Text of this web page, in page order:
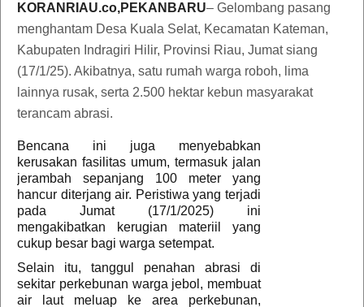
KORANRIAU.co,PEKANBARU– Gelombang pasang
menghantam Desa Kuala Selat, Kecamatan Kateman,
Kabupaten Indragiri Hilir, Provinsi Riau, Jumat siang
(17/1/25). Akibatnya, satu rumah warga roboh, lima
lainnya rusak, serta 2.500 hektar kebun masyarakat
terancam abrasi.
Bencana ini juga menyebabkan
kerusakan fasilitas umum, termasuk jalan
jerambah sepanjang 100 meter yang
hancur diterjang air. Peristiwa yang terjadi
pada Jumat (17/1/2025) ini
mengakibatkan kerugian materiil yang
cukup besar bagi warga setempat.
Selain itu, tanggul penahan abrasi di
sekitar perkebunan warga jebol, membuat
air laut meluap ke area perkebunan,